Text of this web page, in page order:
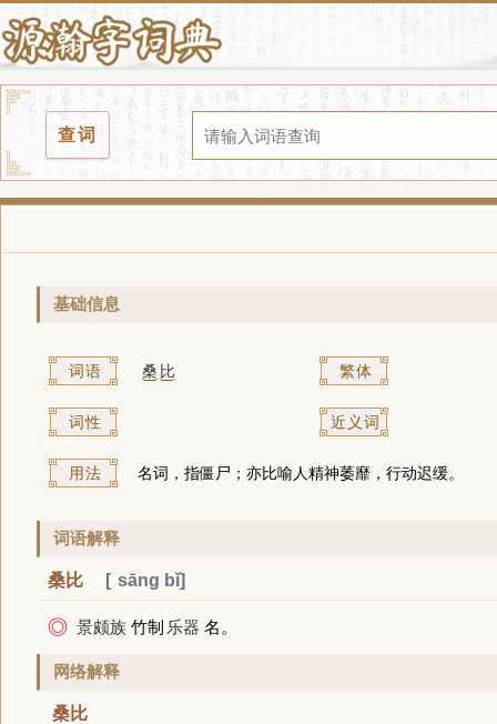
查词
基础信息
词语 桑 比 繁体
词性 近义词
用法 名词，指僵尸；亦比喻人精神萎靡，行动迟缓。
词语解释
桑比 sāng bǐ
◎ 景颇族 竹制 乐器 名。
网络解释
桑比